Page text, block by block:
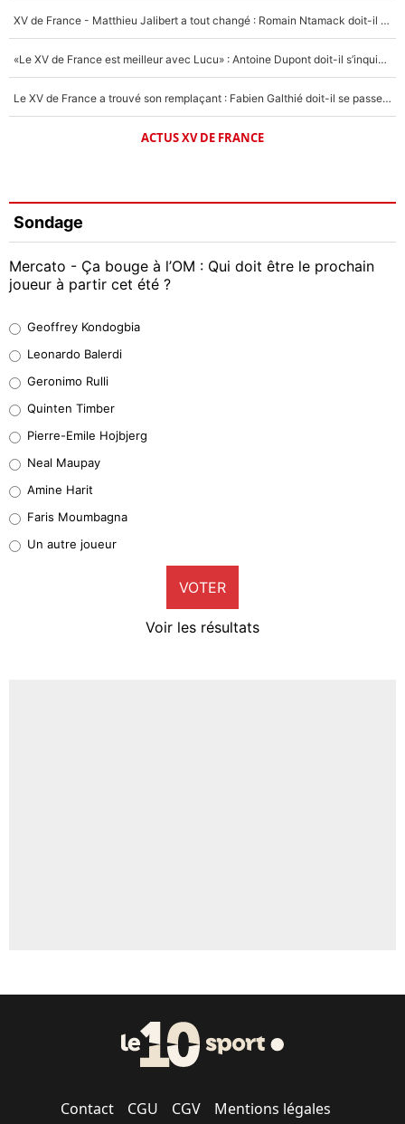
XV de France - Matthieu Jalibert a tout changé : Romain Ntamack doit-il s’inquiéter pour sa place à un an de la Coupe du monde ?
«Le XV de France est meilleur avec Lucu» : Antoine Dupont doit-il s’inquiéter pour sa place ?
Le XV de France a trouvé son remplaçant : Fabien Galthié doit-il se passer d'Antoine Dupont ?
ACTUS XV DE FRANCE
Sondage
Mercato - Ça bouge à l’OM : Qui doit être le prochain
joueur à partir cet été ?
38%
32%
5%
1%
9%
Geoffrey Kondogbia
Leonardo Balerdi
Geronimo Rulli
Quinten Timber
Pierre-Emile Hojbjerg
Neal Maupay
Amine Harit
Faris Moumbagna
Un autre joueur
VOTER
Voir les résultats
Contact CGU CGV Mentions légales